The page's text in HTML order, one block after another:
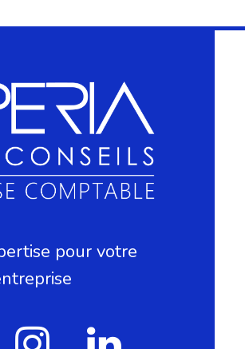
pour votre